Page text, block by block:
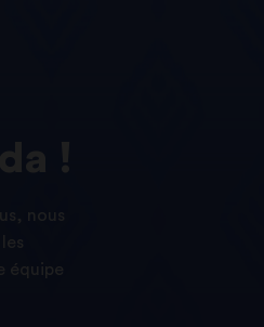
!
nous
équipe